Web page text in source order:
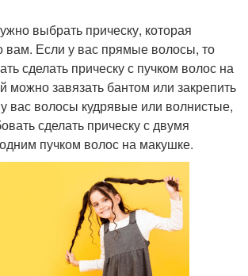
выбрать прическу, которая
вам. Если у вас прямые волосы, то
сделать прическу с пучком волос на
можно завязать бантом или закрепить
вас волосы кудрявые или волнистые,
сделать прическу с двумя
пучком волос на макушке.